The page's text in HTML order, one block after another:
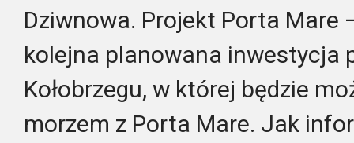
Dziwnowa. Projekt Porta Mare
kolejna planowana inwestycja
Kołobrzegu, w której będzie
morzem z Porta Mare. Jak